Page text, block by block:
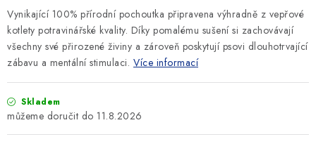
Vynikající 100% přírodní pochoutka připravena výhradně z vepřové
kotlety potravinářské kvality. Díky pomalému sušení si zachovávají
všechny své přirozené živiny a zároveň poskytují psovi dlouhotrvající
zábavu a mentální stimulaci. Více informací
Skladem
11.8.2026